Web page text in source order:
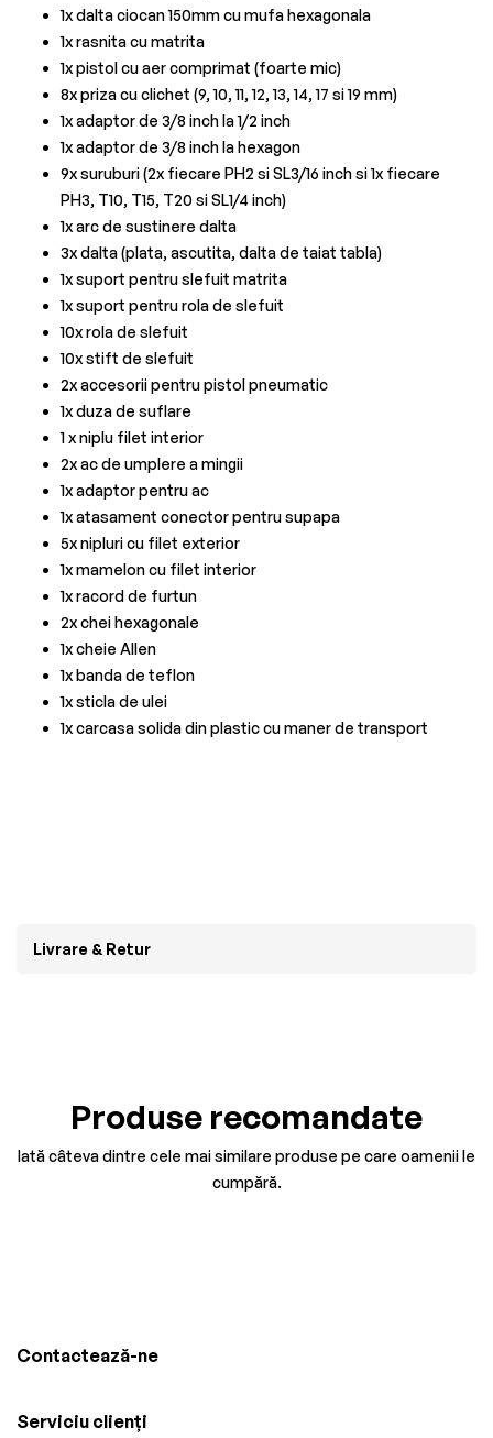
1x dalta ciocan 150mm cu mufa hexagonala
1x rasnita cu matrita
1x pistol cu ​​aer comprimat (foarte mic)
8x priza cu clichet (9, 10, 11, 12, 13, 14, 17 si 19 mm)
1x adaptor de 3/8 inch la 1/2 inch
1x adaptor de 3/8 inch la hexagon
9x suruburi (2x fiecare PH2 si SL3/16 inch si 1x fiecare
PH3, T10, T15, T20 si SL1/4 inch)
1x arc de sustinere dalta
3x dalta (plata, ascutita, dalta de taiat tabla)
1x suport pentru slefuit matrita
1x suport pentru rola de slefuit
10x rola de slefuit
10x stift de slefuit
2x accesorii pentru pistol pneumatic
1x duza de suflare
1 x niplu filet interior
2x ac de umplere a mingii
1x adaptor pentru ac
1x atasament conector pentru supapa
5x nipluri cu filet exterior
1x mamelon cu filet interior
1x racord de furtun
2x chei hexagonale
1x cheie Allen
1x banda de teflon
1x sticla de ulei
1x carcasa solida din plastic cu maner de transport
Livrare & Retur
Produse recomandate
Iată câteva dintre cele mai similare produse pe care oamenii le
cumpără.
Contactează-ne
Serviciu clienți